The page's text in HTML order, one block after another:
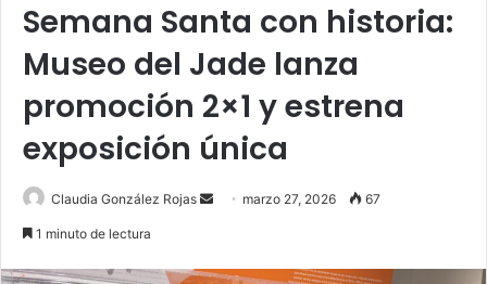
Semana Santa con historia:
Museo del Jade lanza
promoción 2×1 y estrena
exposición única
Claudia González Rojas
Send marzo 27, 2026 67
1 minuto de lectura